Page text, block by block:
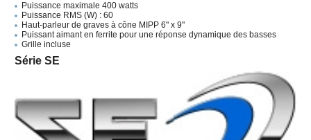
Puissance maximale 400 watts
Puissance RMS (W) : 60
Haut-parleur de graves à cône MIPP 6" x 9"
Puissant aimant en ferrite pour une réponse dynamique des basses
Grille incluse
Série SE